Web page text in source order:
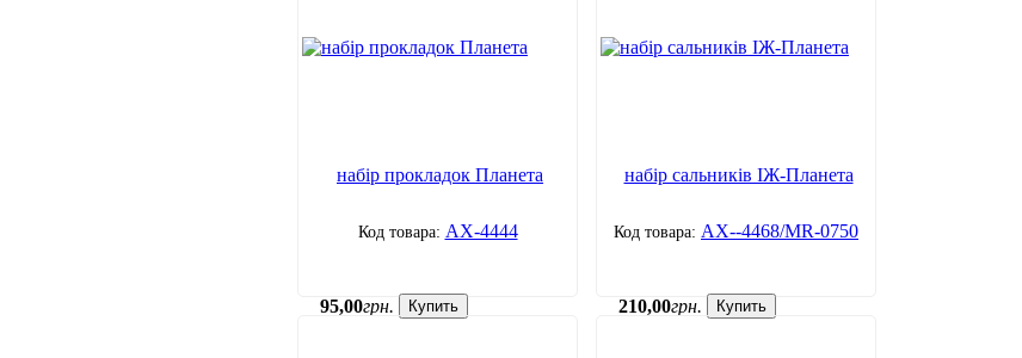
набір прокладок Планета
АХ-4444
95,00грн. Купить
набір сальників ІЖ-Планета
АХ--4468/MR-0750
210,00грн. Купить